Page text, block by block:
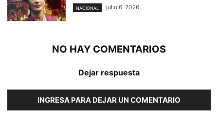
NACIONAL julio 6, 2026
NO HAY COMENTARIOS
Dejar respuesta
INGRESA PARA DEJAR UN COMENTARIO